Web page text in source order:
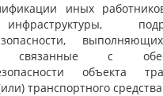
иных
связанные с
объекта
транспортного